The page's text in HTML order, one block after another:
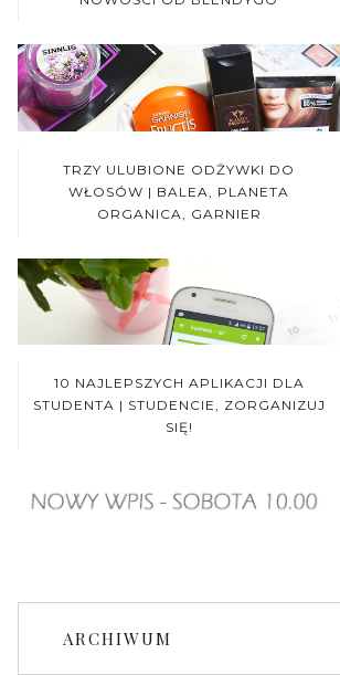
TRZY ULUBIONE ODŻYWKI DO
WŁOSÓW | BALEA, PLANETA
ORGANICA, GARNIER
10 NAJLEPSZYCH APLIKACJI DLA
STUDENTA | STUDENCIE, ZORGANIZUJ
SIĘ!
ARCHIWUM